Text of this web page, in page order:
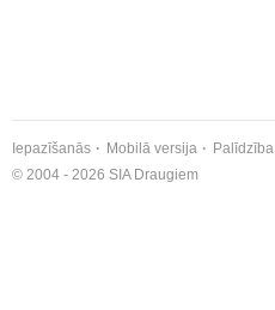
Iepazīšanās Mobilā versija Palīdzība
© 2004 - 2026 SIA Draugiem